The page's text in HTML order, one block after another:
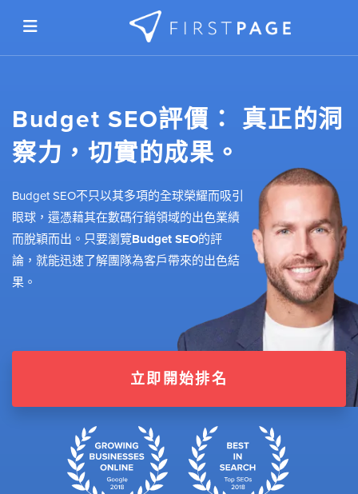
Budget SEO評價：真正的洞
察力，切實的成果。
Budget SEO不只以其多項的全球榮耀而吸引
眼球，還憑藉其在數碼行銷領域的出色業績
而脫穎而出。只要瀏覽Budget SEO的評
論，就能迅速了解團隊為客戶帶來的出色結
果。
立即開始排名